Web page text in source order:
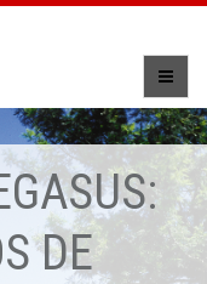
DE